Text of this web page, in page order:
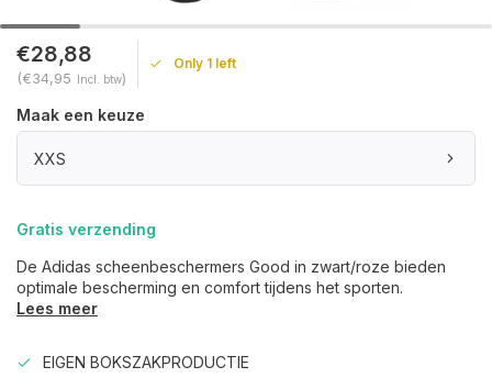
€28,88
(€34,95 Incl. btw)
Only 1 left
Maak een keuze
XXS
Gratis verzending
De Adidas scheenbeschermers Good in zwart/roze bieden
optimale bescherming en comfort tijdens het sporten.
Lees meer
EIGEN BOKSZAKPRODUCTIE